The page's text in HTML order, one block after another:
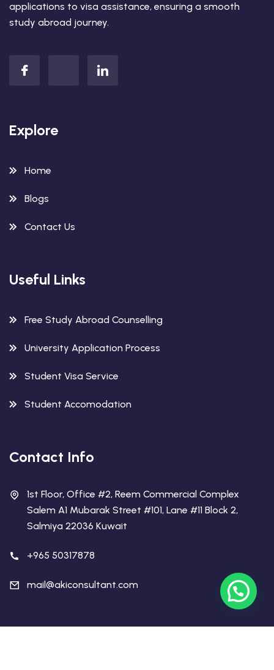
applications to visa assistance, ensuring a smooth
study abroad journey.
Explore
Home
Blogs
Contact Us
Useful Links
Free Study Abroad Counselling
University Application Process
Student Visa Service
Student Accomodation
Contact Info
1st Floor, Office #2, Reem Commercial Complex
Salem A1 Mubarak Street #101, Lane #11 Block 2,
Salmiya 22036 Kuwait
+965 50317878
mail@akiconsultant.com